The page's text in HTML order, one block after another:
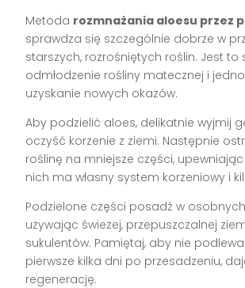
Metoda rozmnażania aloesu przez
sprawdza się szczególnie dobrze w
starszych, rozrośniętych roślin. Jest
odmłodzenie rośliny matecznej i
uzyskanie nowych okazów.
Aby podzielić aloes, delikatnie wyjmij
oczyść korzenie z ziemi. Następnie
roślinę na mniejsze części, upewniając
nich ma własny system korzeniowy i
Podzielone części posadź w
używając świeżej, przepuszczalnej
sukulentów. Pamiętaj, aby nie
pierwsze kilka dni po przesadzeniu,
regenerację.